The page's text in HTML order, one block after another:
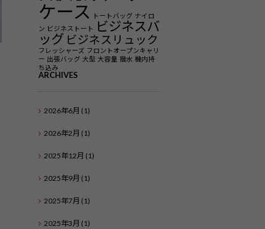
ケース
トートバッグ ナイロ
ン ビジネストート
ビジネスバ
ッグ ビジネスリュック
フレッシャーズ フロントオープンキャリ
ー 出張バッグ 大型 大容量 撥水 機内持
ち込み
ARCHIVES
2026年6月 (1)
2026年2月 (1)
2025年12月 (1)
2025年9月 (1)
2025年7月 (1)
2025年3月 (1)